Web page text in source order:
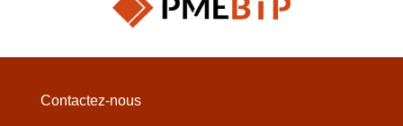
Contactez-nous